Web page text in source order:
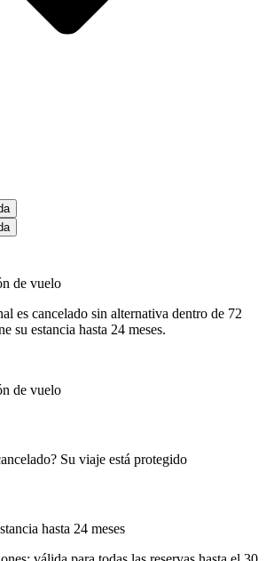
de vuelo
es cancelado sin alternativa dentro de 72
su estancia hasta 24 meses.
de vuelo
Su viaje está protegido
hasta 24 meses